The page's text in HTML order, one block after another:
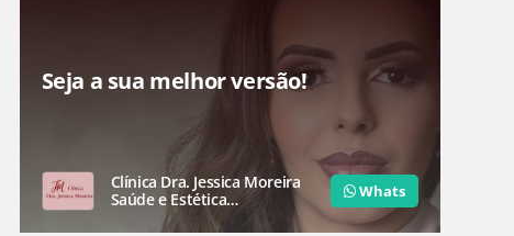
Seja a sua melhor versão!
Clínica Dra. Jessica Moreira
Saúde e Estética
Especializada
Whats